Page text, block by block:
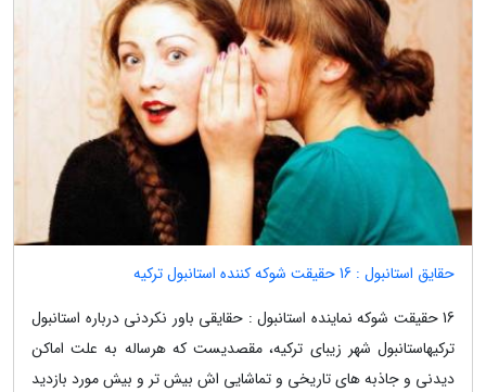
حقایق استانبول : 16 حقیقت شوکه کننده استانبول ترکیه
16 حقیقت شوکه نماینده استانبول : حقایقی باور نکردنی درباره استانبول
ترکیهاستانبول شهر زیبای ترکیه، مقصدیست که هرساله به علت اماکن
دیدنی و جاذبه های تاریخی و تماشایی اش بیش تر و بیش مورد بازدید